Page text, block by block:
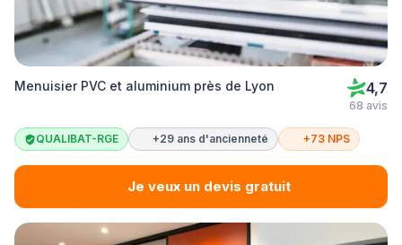
Menuisier PVC et aluminium près de Lyon 4,7
68 avis
QUALIBAT-RGE +29 ans d'ancienneté +73 NPS
Je veux un devis gratuit